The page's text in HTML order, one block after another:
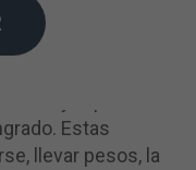
a excepción de
reposo absoluto
y la presión
Estas
llevar pesos, la